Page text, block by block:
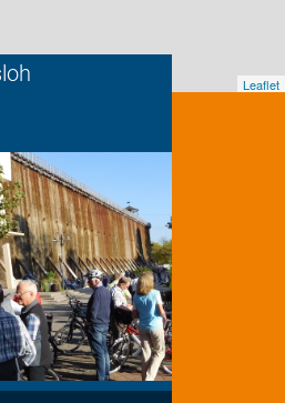
Leaflet